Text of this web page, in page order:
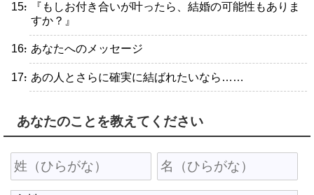
・『もしお付き合いが叶ったら、結婚の可能性もありま
すか？』
・あなたへのメッセージ
・あの人とさらに確実に結ばれたいなら……
あなたのことを教えてください